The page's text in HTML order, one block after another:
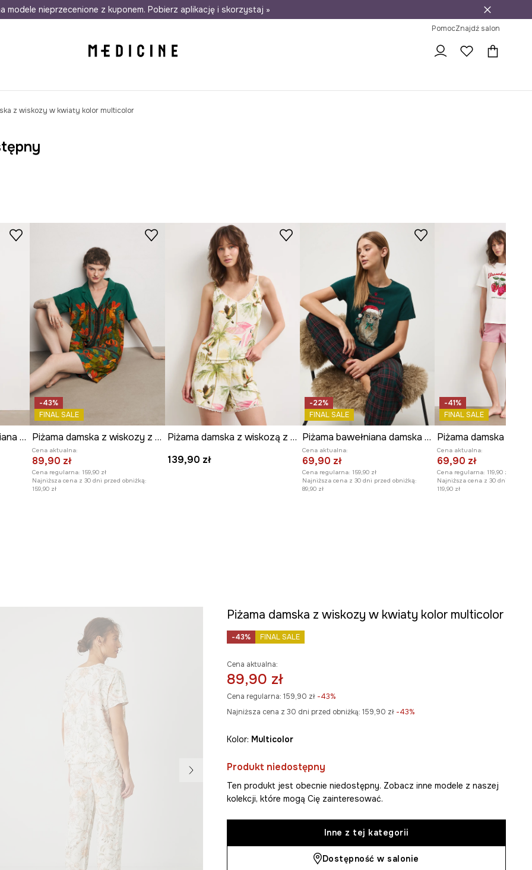
w 24h Darmowa dostawa do salonów 30 dni na zwrot
modele nieprzecenione z kuponem. Pobierz aplikację i skorzystaj »
PomocZnajdź salon
z wiskozy w kwiaty kolor multicolor
Piżama damska bawełniana z nadrukiem
-43%
FINAL SALE
Piżama damska z wiskozy z kolekcji Ilona Tambor x Medicine
Cena aktualna:
89,90 zł
Cena regularna: 159,90 zł
Najniższa cena z 30 dni przed obniżką:
159,90 zł
Piżama damska z wiskozą z motywem zwierzęcym
139,90 zł
-22%
FINAL SALE
Piżama bawełniana damska świąteczna
Cena aktualna:
69,90 zł
Cena regularna: 159,90 zł
Najniższa cena z 30 dni przed obniżką:
89,90 zł
-41%
FINAL SALE
Cena aktualna:
69,90 zł
Cena regularna: 119,90 zł
Najniższa cena z 30 dni przed
119,90 zł
Piżama damska z wiskozy w kwiaty kolor multicolor
-43% FINAL SALE
Cena aktualna:
89,90 zł
Cena regularna: 159,90 zł-43%
Najniższa cena z 30 dni przed obniżką: 159,90 zł -43%
Kolor: multicolor
Produkt niedostępny
Ten produkt jest obecnie niedostępny. Zobacz inne modele z naszej
kolekcji, które mogą Cię zainteresować.
Inne z tej kategorii
Dostępność w salonie